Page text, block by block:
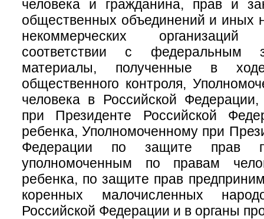
человека и гражданина, прав и
общественных объединений и иных
некоммерческих
соответствии с федеральным
материалы, полученные в
общественного контроля,
человека в Российской
при Президенте Российской
ребенка, Уполномоченному при
Федерации по защите прав
уполномоченным по правам
ребенка, по защите прав
коренных малочисленных
Российской Федерации и в органы